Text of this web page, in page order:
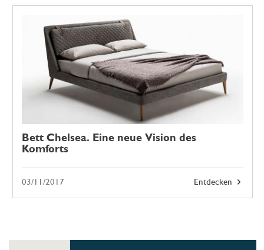
Bett Chelsea. Eine neue Vision des
Komforts
Entdecken
03/11/2017